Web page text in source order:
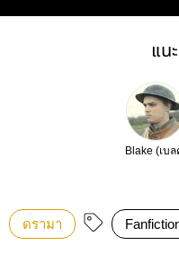
แน
Blake (เบ
ดรามา